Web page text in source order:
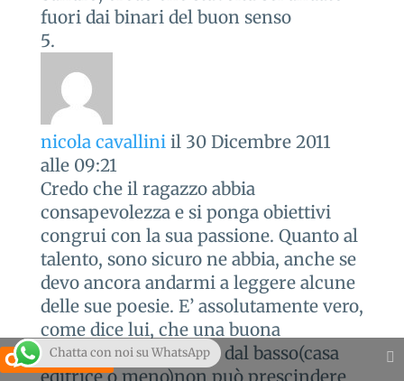
fuori dai binari del buon senso
nicola cavallini il 30 Dicembre 2011
alle 09:21
Credo che il ragazzo abbia
consapevolezza e si ponga obiettivi
congrui con la sua passione. Quanto al
talento, sono sicuro ne abbia, anche se
devo ancora andarmi a leggere alcune
delle sue poesie. E’ assolutamente vero,
come dice lui, che una buona
promozione partendo dal basso(casa
Share ThisChatta con noi su WhatsApp